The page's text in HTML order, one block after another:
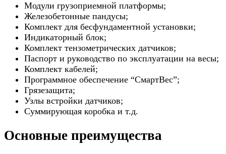
Модули грузоприемной платформы;
Железобетонные пандусы;
Комплект для бесфундаментной установки;
Индикаторный блок;
Комплект тензометрических датчиков;
Паспорт и руководство по эксплуатации на весы;
Комплект кабелей;
Программное обеспечение “СмартВес”;
Грязезащита;
Узлы встройки датчиков;
Суммирующая коробка и т.д.
Основные преимущества